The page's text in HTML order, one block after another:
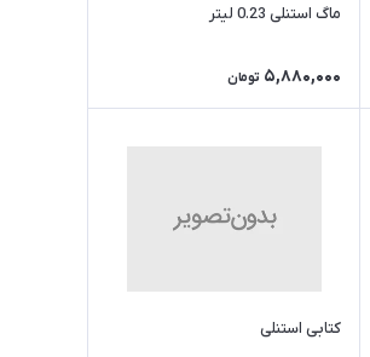
ماگ استنلی 0.23 لیتر
5,880,000 تومان
کتابی استنلی